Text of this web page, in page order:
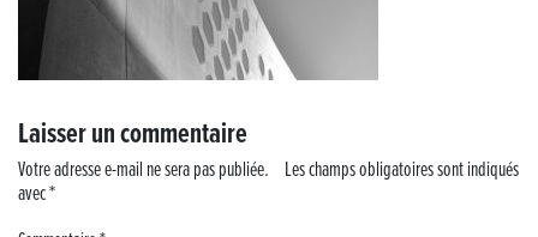
Musique dans la rue !
Carton plein pour la Jog’in Music
Laisser un commentaire
Votre adresse e-mail ne sera pas publiée.
Les champs obligatoires sont indiqués
avec*